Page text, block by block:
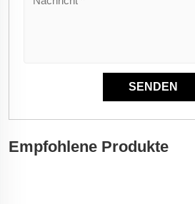
Empfohlene Produkte